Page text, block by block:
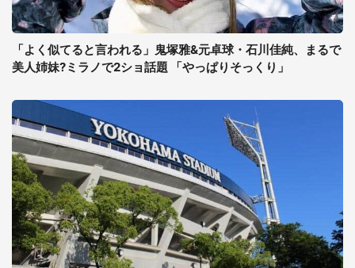
「よく似てると言われる」鬼塚雅&元卓球・石川佳純、まるで
美人姉妹?ミラノで2ショ話題 「やっぱりそっくり」